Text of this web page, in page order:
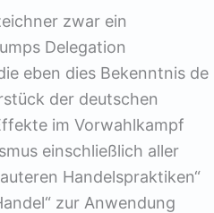
zwar ein
Delegation
eben dies Bekenntnis de
der deutschen
im Vorwahlkampf
einschließlich aller
Handelspraktiken“
zur Anwendung